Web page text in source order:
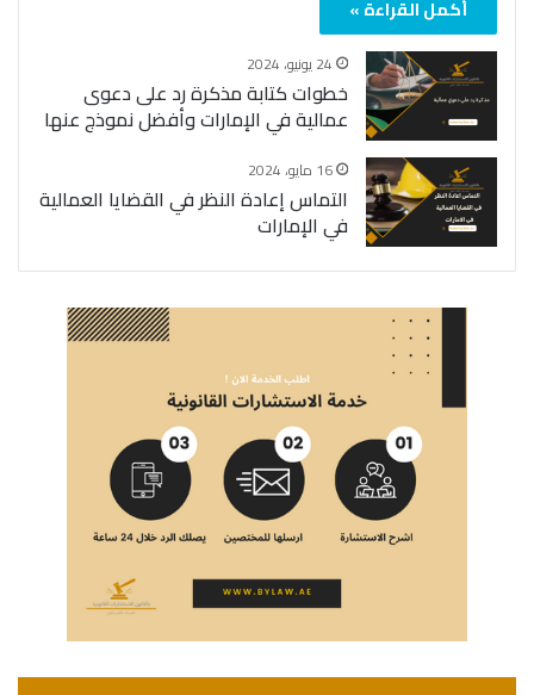
أكمل القراءة »
24 يونيو، 2024
خطوات كتابة مذكرة رد على دعوى
عمالية في الإمارات وأفضل نموذج عنها
16 مايو، 2024
التماس إعادة النظر في القضايا العمالية
في الإمارات